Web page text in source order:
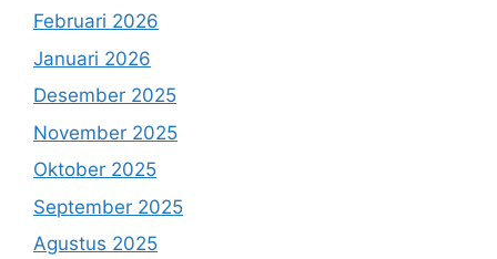
Februari 2026
Januari 2026
Desember 2025
November 2025
Oktober 2025
September 2025
Agustus 2025